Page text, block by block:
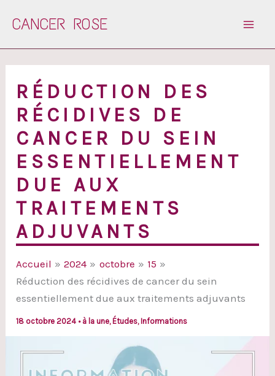
CANCER ROSE
RÉDUCTION DES
RÉCIDIVES DE
CANCER DU SEIN
ESSENTIELLEMENT
DUE AUX
TRAITEMENTS
ADJUVANTS
Accueil 2024 octobre
15
Réduction des récidives de cancer du sein
essentiellement due aux traitements adjuvants
18 octobre 2024 • à la une, Études, Informations